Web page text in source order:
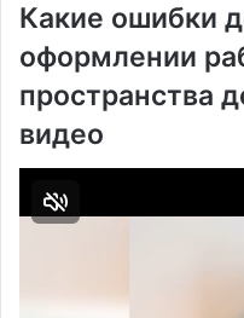
Какие ошибки
оформлении
пространства
видео